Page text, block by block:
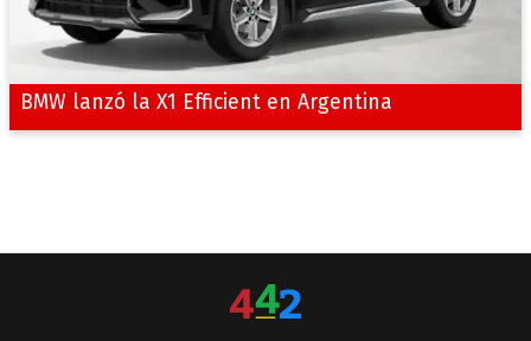
BMW lanzó la X1 Efficient en Argentina